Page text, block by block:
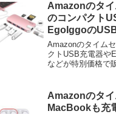
Amazonのタ
のコンパクト
EgoIggoの
別価格で販売中
Amazonのタイム
クトUSB充電器や
などが特別価格で
Amazonのタ
MacBookも充